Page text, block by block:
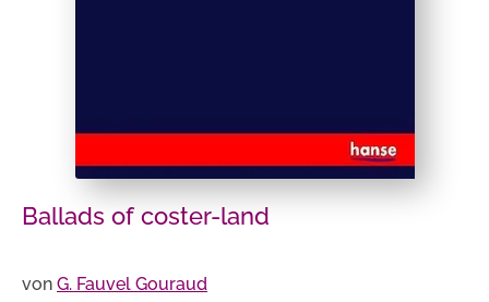
Ballads of coster-land
von G. Fauvel Gouraud